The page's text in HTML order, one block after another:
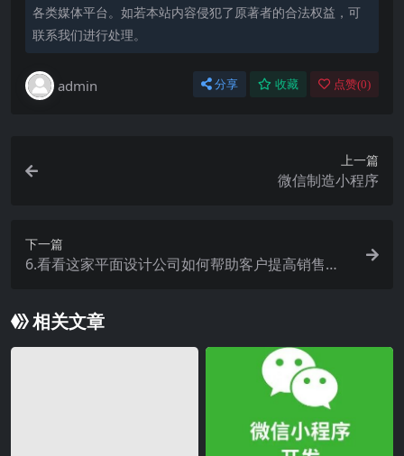
各类媒体平台。如若本站内容侵犯了原著者的合法权益，可
联系我们进行处理。
admin 分享 收藏 点赞(0)
上一篇
微信制造小程序
下一篇
6.看看这家平面设计公司如何帮助客户提高销售
相关文章